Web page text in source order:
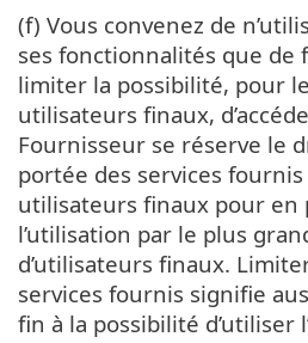
(f) Vous convenez de
ses fonctionnalités que de
limiter la possibilité, pour
utilisateurs finaux,
Fournisseur se réserve le
portée des services
utilisateurs finaux pour en
l’utilisation par le plus
d’utilisateurs finaux.
services fournis signifie
fin à la possibilité d’utiliser